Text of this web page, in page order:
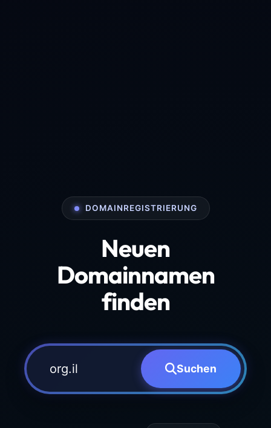
DOMAINREGISTRIERUNG
Neuen
Domainnamen
finden
Suchen